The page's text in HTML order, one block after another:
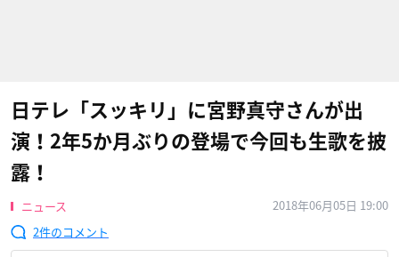
日テレ「スッキリ」に宮野真守さんが出
演！2年5か月ぶりの登場で今回も生歌を披
露！
ニュース
2018年06月05日 19:00
2